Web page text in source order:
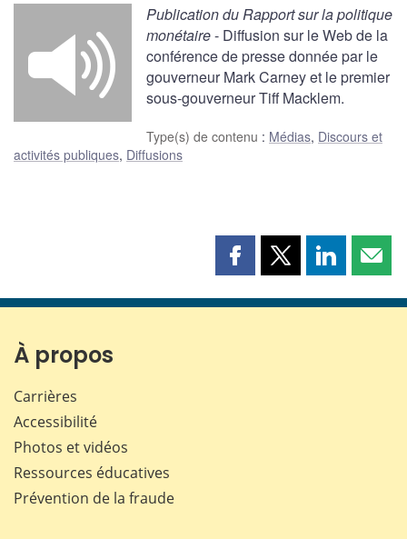
Publication du Rapport sur la politique
monétaire- Diffusion sur le Web de la
conférence de presse donnée par le
gouverneur Mark Carney et le premier
sous-gouverneur Tiff Macklem.
Type(s) de contenu : Médias, Discours et
activités publiques, Diffusions
Partager
page
Partager
page
Partager
page page
À propos
Carrières
Accessibilité
Photos et vidéos
Ressources éducatives
Prévention de la fraude